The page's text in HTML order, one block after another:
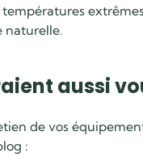
températures
naturelle.
aussi
de vos
: